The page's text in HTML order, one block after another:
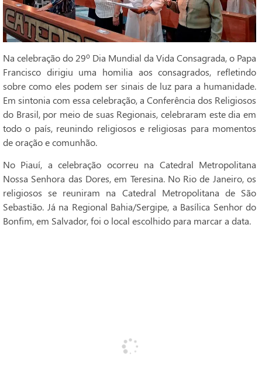
Na celebração do 29º Dia Mundial da Vida Consagrada, o Papa
Francisco dirigiu uma homilia aos consagrados, refletindo
sobre como eles podem ser sinais de luz para a humanidade.
Em sintonia com essa celebração, a Conferência dos Religiosos
do Brasil, por meio de suas Regionais, celebraram este dia em
todo o país, reunindo religiosos e religiosas para momentos
de oração e comunhão.
No Piauí, a celebração ocorreu na Catedral Metropolitana
Nossa Senhora das Dores, em Teresina. No Rio de Janeiro, os
religiosos se reuniram na Catedral Metropolitana de São
Sebastião. Já na Regional Bahia/Sergipe, a Basílica Senhor do
Bonfim, em Salvador, foi o local escolhido para marcar a data.